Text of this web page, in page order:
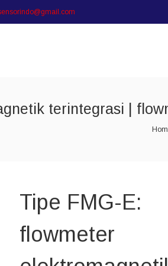
terintegrasi |
Tipe FMG-E:
flowmeter